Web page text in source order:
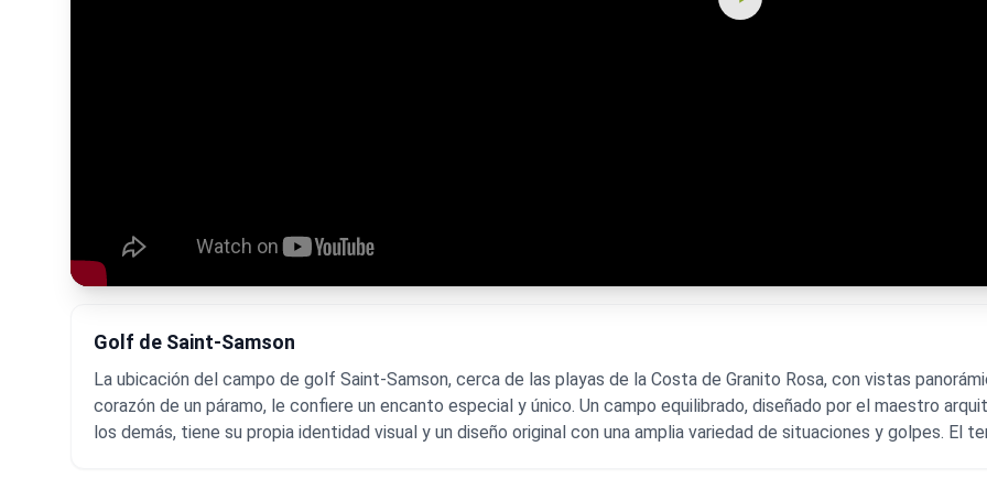
Golf de Saint-Samson
La ubicación del campo de golf Saint-Samson, cerca de las playas de la Costa de Granito Rosa, con vistas
corazón de un páramo, le confiere un encanto especial y único. Un campo equilibrado, diseñado por el maestro
los demás, tiene su propia identidad visual y un diseño original con una amplia variedad de situaciones y golpes. El